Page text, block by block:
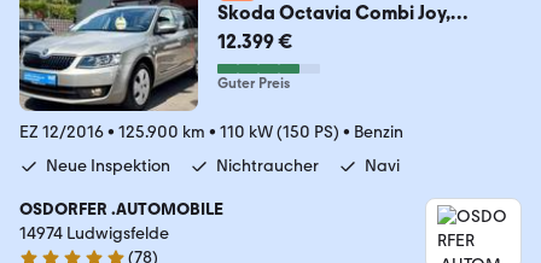
Skoda Octavia Combi Joy,
Automatik.Garantie.1. Hand
12.399 €
Guter Preis
EZ 12/2016• 125.900 km • 110 kW (150 PS) • Benzin
Neue Inspektion
Nichtraucher Navi
OSDORFER .AUTOMOBILE
14974 Ludwigsfelde
(78)